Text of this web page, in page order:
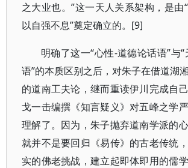
之大业也。”这一天人关系架构，是由
以自强不息”奠定确立的。[9]
明确了这一“心性-道德论话语”与
语”的本质区别之后，对朱子在借道湖
的道南工夫论，继而重读伊川完成自
戈一击编撰《知言疑义》对五峰之学
理解了。因为，朱子抛弃道南学派的
就并不是要回归《易传》的古老传统
实的佛老挑战，建立起即体即用的儒